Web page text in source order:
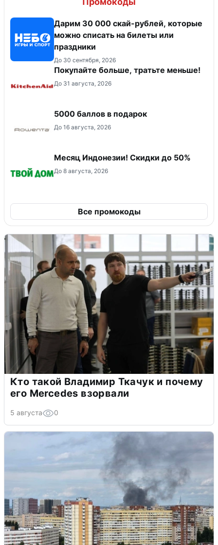
Дарим 30 000 скай-рублей, которые
можно списать на билеты или
праздники
До 30 сентября, 2026
Покупайте больше, тратьте меньше!
До 31 августа, 2026
5000 баллов в подарок
До 16 августа, 2026
Месяц Индонезии! Скидки до 50%
До 8 августа, 2026
Все промокоды
Кто такой Владимир Ткачук и почему
его Mercedes взорвали
5 августа 0